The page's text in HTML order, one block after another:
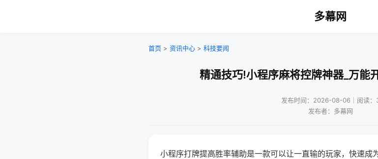
多幕网
首页 > 资讯中心 > 科技要闻
精通技巧!小程序麻将控牌神器_万能
发布时间：2026-08-06｜阅读：
发布者：多幕网
小程序打牌提高胜率辅助是一款可以让一直输的玩家，快速成